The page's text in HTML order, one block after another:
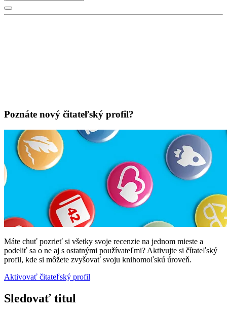
Poznáte nový čitateľský profil?
Máte chuť pozrieť si všetky svoje recenzie na jednom mieste a
podeliť sa o ne aj s ostatnými používateľmi? Aktivujte si čítateľský
profil, kde si môžete zvyšovať svoju knihomoľskú úroveň.
Aktivovať čitateľský profil
Sledovať titul